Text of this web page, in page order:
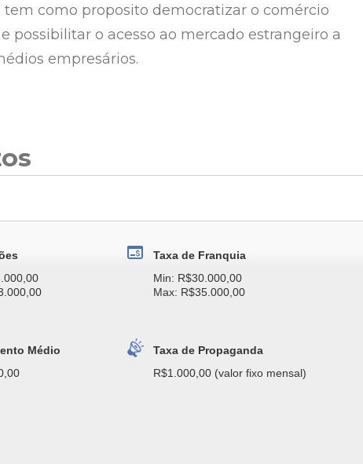
tem como proposito democratizar o comércio
possibilitar o acesso ao mercado estrangeiro a
empresários.
Taxa de Franquia
Min: R$30.000,00
Max: R$35.000,00
Médio
Taxa de Propaganda
R$1.000,00 (valor fixo mensal)